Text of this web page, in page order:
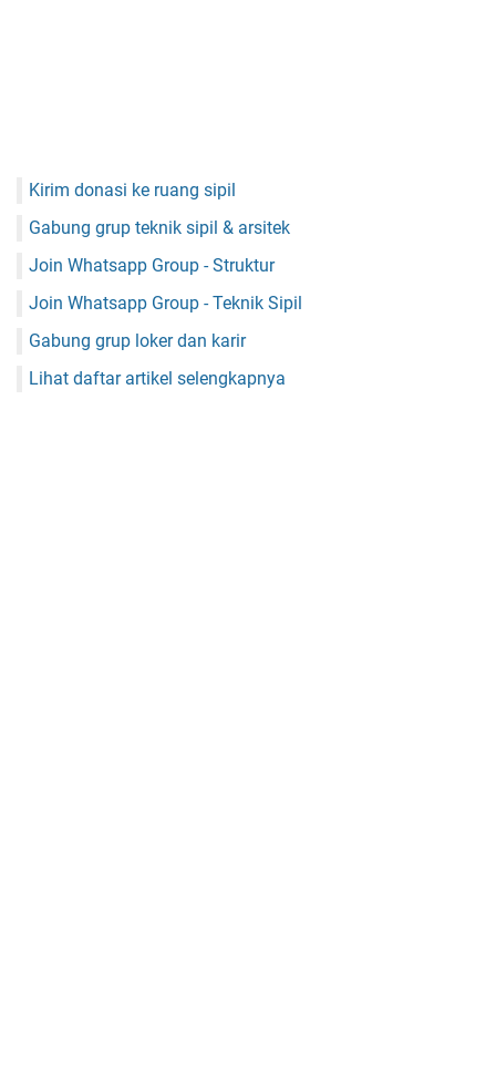
Kirim donasi ke ruang sipil
Gabung grup teknik sipil & arsitek
Join Whatsapp Group - Struktur
Join Whatsapp Group - Teknik Sipil
Gabung grup loker dan karir
Lihat daftar artikel selengkapnya